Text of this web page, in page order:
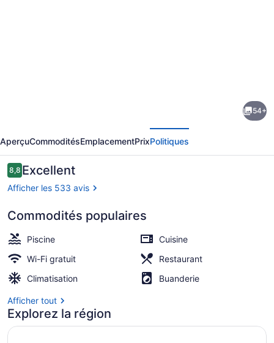
Cheverny
Apart
Hotel
Piscine extérieure
54+
AperçuCommoditésEmplacementPrixPolitiques
Avis
8,88,8 sur 10 –
Excellent
Afficher les 533 avis
Commodités populaires
Piscine
Cuisine
Wi-Fi gratuit
Restaurant
Climatisation
Buanderie
Afficher tout
Explorez la région